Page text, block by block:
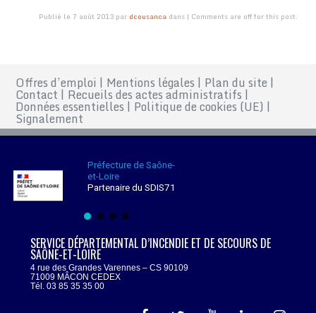
Publié le 7 août 2013 par dcousanca dans | Comments are off for this post.
Offres d’emploi | Mentions légales | Plan du site |
Contact | Recueils des actes administratifs |
Données essentielles | Politique de cookies (UE) |
Signalement
Préfecture de Saône-
et-Loire
Partenaire du SDIS71
SERVICE DÉPARTEMENTAL D’INCENDIE ET DE SECOURS DE
SAÔNE-ET-LOIRE
4 rue des Grandes Varennes – CS 90109
71009 MÂCON CEDEX
Tél. 03 85 35 35 00